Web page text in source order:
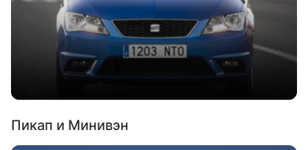
Пикап и Минивэн